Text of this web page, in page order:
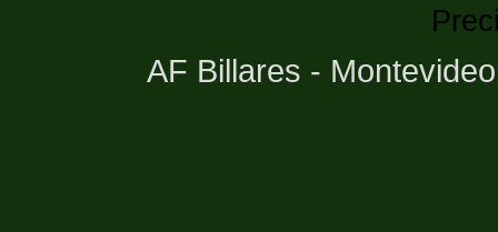
AF Billares -